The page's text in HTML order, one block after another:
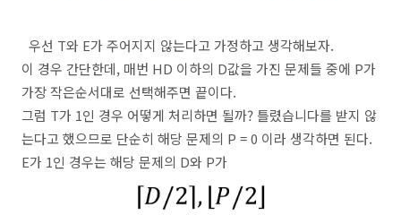
우선 T와 E가 주어지지 않는다고 가정하고 생각해보자.
이 경우 간단한데, 매번 HD 이하의 D값을 가진 문제들 중에 P가
가장 작은순서대로 선택해주면 끝이다.
그럼 T가 1인 경우 어떻게 처리하면 될까? 틀렸습니다를 받지 않
는다고 했으므로 단순히 해당 문제의 P = 0 이라 생각하면 된다.
E가 1인 경우는 해당 문제의 D와 P가